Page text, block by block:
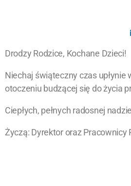
Drodzy Rodzice, Kochane Dzieci!
Niechaj świąteczny czas upłynie
otoczeniu budzącej się do życia
Ciepłych, pełnych radosnej
Życzą: Dyrektor oraz Pracownicy